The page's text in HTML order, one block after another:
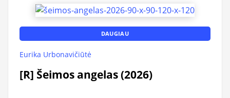
DAUGIAU
Eurika Urbonavičiūtė
[R] Šeimos angelas (2026)